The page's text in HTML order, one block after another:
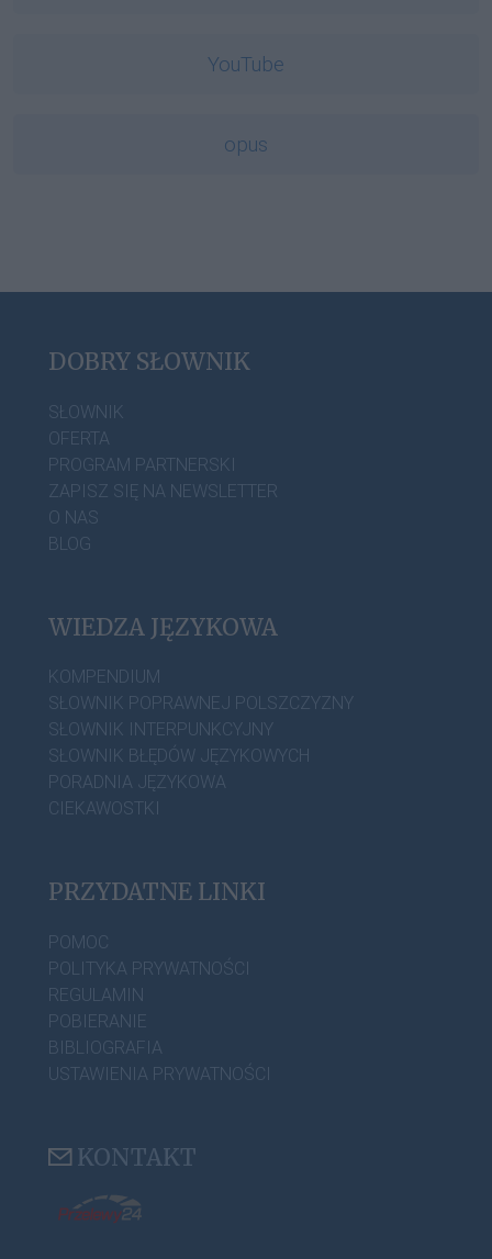
YouTube
opus
DOBRY SŁOWNIK
SŁOWNIK
OFERTA
PROGRAM PARTNERSKI
ZAPISZ SIĘ NA NEWSLETTER
O NAS
BLOG
WIEDZA JĘZYKOWA
KOMPENDIUM
SŁOWNIK POPRAWNEJ POLSZCZYZNY
SŁOWNIK INTERPUNKCYJNY
SŁOWNIK BŁĘDÓW JĘZYKOWYCH
PORADNIA JĘZYKOWA
CIEKAWOSTKI
PRZYDATNE LINKI
POMOC
POLITYKA PRYWATNOŚCI
REGULAMIN
POBIERANIE
BIBLIOGRAFIA
USTAWIENIA PRYWATNOŚCI
KONTAKT